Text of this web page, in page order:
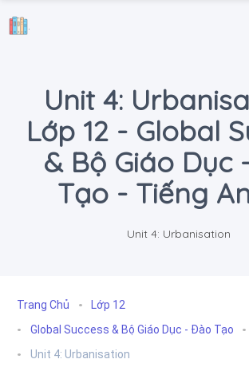
.
Unit 4:
Lớp 12 - Global
& Bộ Giáo Dục
Tạo - Tiếng
Unit 4: Urbanisation
Trang Chủ
Lớp 12
Global Success & Bộ Giáo Dục - Đào Tạo
Unit 4: Urbanisation